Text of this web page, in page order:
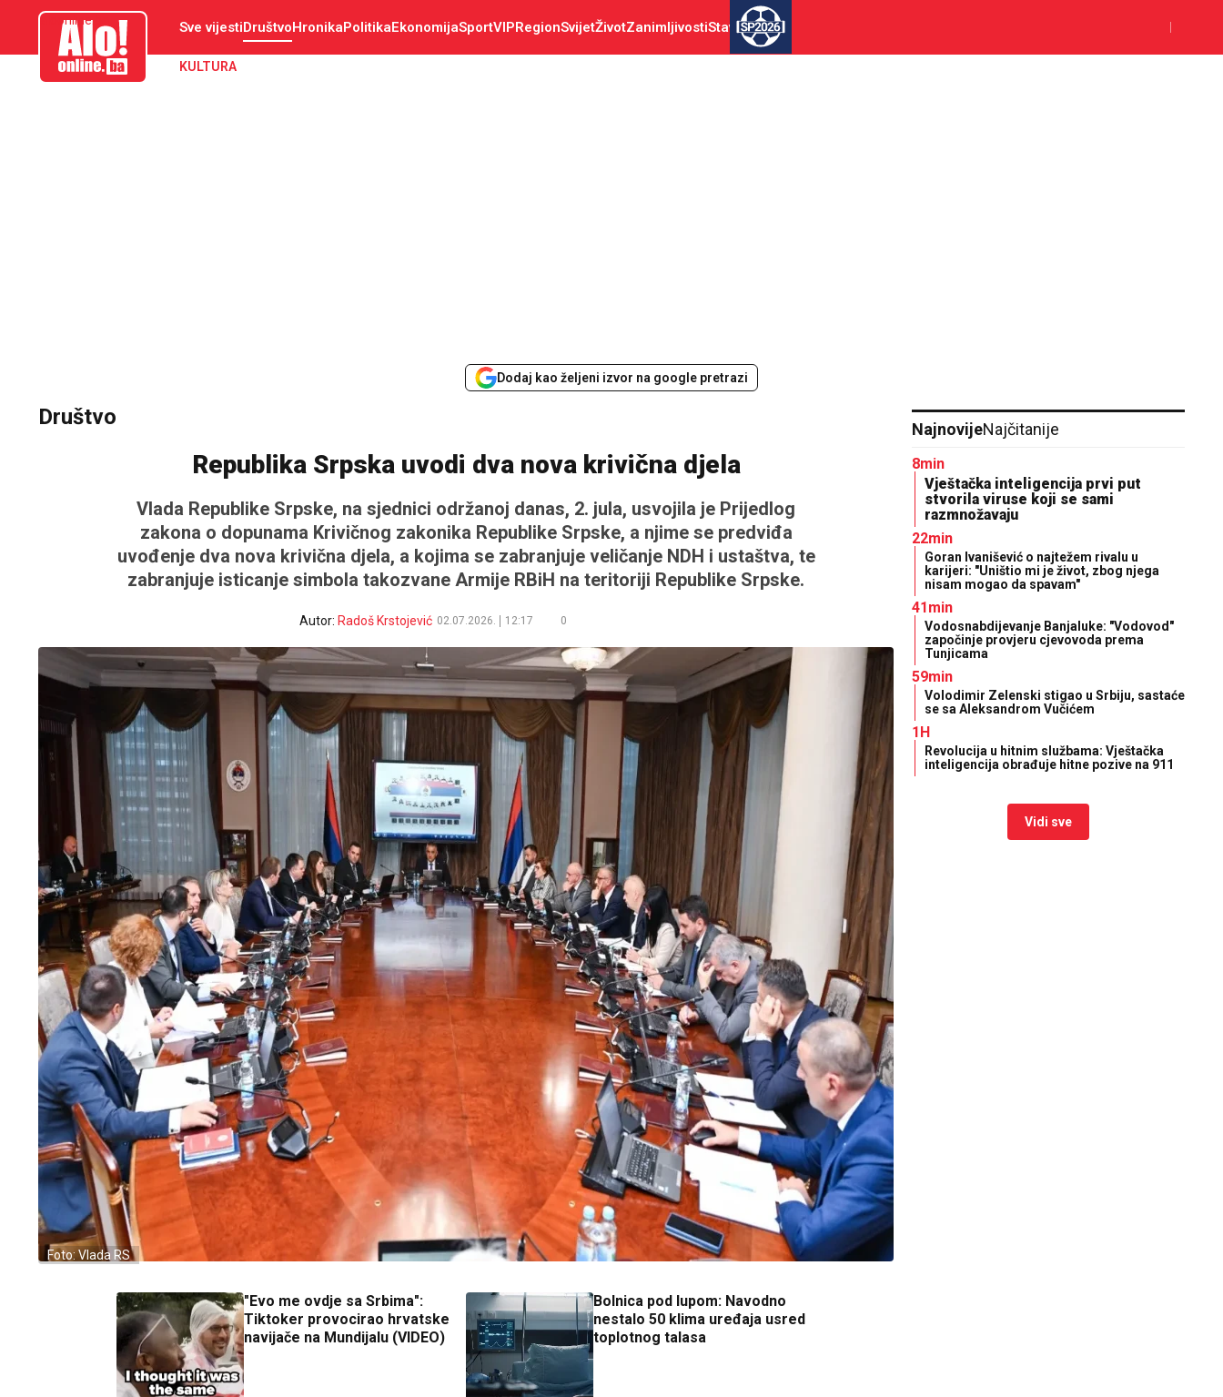
aloonline.ba Sve vijestiDruštvoHronikaPolitikaEkonomijaSportVIPRegionSvijetŽivotZanimljivostiStav SP2026
KULTURA
Dodaj kao željeni izvor na google pretrazi
Društvo
Republika Srpska uvodi dva nova krivična djela
Vlada Republike Srpske, na sjednici održanoj danas, 2. jula, usvojila je Prijedlog
zakona o dopunama Krivičnog zakonika Republike Srpske, a njime se predviđa
uvođenje dva nova krivična djela, a kojima se zabranjuje veličanje NDH i ustaštva, te
zabranjuje isticanje simbola takozvane Armije RBiH na teritoriji Republike Srpske.
Autor: Radoš Krstojević 02.07.2026. 12:17 0
Foto: Vlada RS
"Evo me ovdje sa Srbima":
Tiktoker provocirao hrvatske
navijače na Mundijalu (VIDEO)
Bolnica pod lupom: Navodno
nestalo 50 klima uređaja usred
toplotnog talasa
NajnovijeNajčitanije
8min
Vještačka inteligencija prvi put
stvorila viruse koji se sami
razmnožavaju
22min
Goran Ivanišević o najtežem rivalu u
karijeri: "Uništio mi je život, zbog njega
nisam mogao da spavam"
41min
Vodosnabdijevanje Banjaluke: "Vodovod"
započinje provjeru cjevovoda prema
Tunjicama
59min
Volodimir Zelenski stigao u Srbiju, sastaće
se sa Aleksandrom Vučićem
1H
Revolucija u hitnim službama: Vještačka
inteligencija obrađuje hitne pozive na 911
Vidi sve